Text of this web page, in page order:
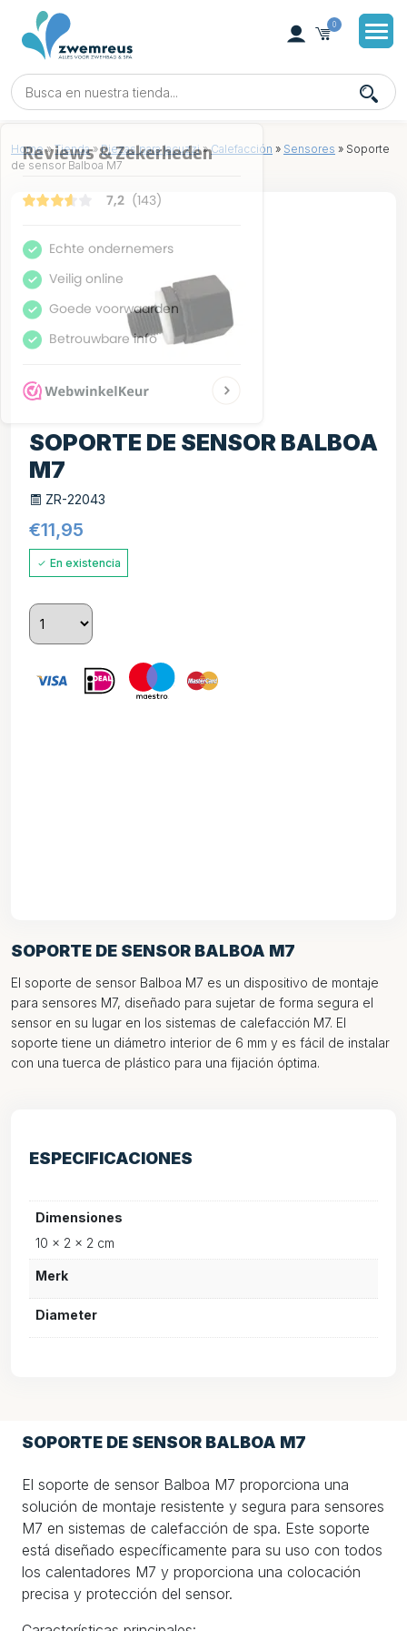
0
Home » Tienda » Piezas para jacuzzi » Calefacción » Sensores » Soporte
de sensor Balboa M7
SOPORTE DE SENSOR BALBOA M7
El soporte de sensor Balboa M7 es un dispositivo de montaje
para sensores M7, diseñado para sujetar de forma segura el
sensor en su lugar en los sistemas de calefacción M7. El
soporte tiene un diámetro interior de 6 mm y es fácil de instalar
con una tuerca de plástico para una fijación óptima.
ESPECIFICACIONES
Dimensiones
10 × 2 × 2 cm
Merk
Diameter
SOPORTE DE SENSOR BALBOA
M7
ZR-22043
€11,95
En existencia
SOPORTE DE SENSOR BALBOA M7
El soporte de sensor Balboa M7 proporciona una
solución de montaje resistente y segura para sensores
M7 en sistemas de calefacción de spa. Este soporte
está diseñado específicamente para su uso con todos
los calentadores M7 y proporciona una colocación
precisa y protección del sensor.